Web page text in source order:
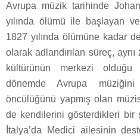
Avrupa müzik tarihinde
yılında ölümü ile başlayan
1827 yılında ölümüne kadar
olarak adlandırılan süreç,
kültürünün merkezi
dönemde Avrupa
öncülüğünü yapmış olan
de kendilerini gösterdikleri bir
İtalya’da Medici ailesinin